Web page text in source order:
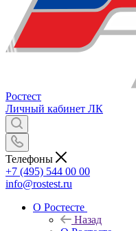
Ростест
Личный кабинет ЛК
Телефоны
+7 (495) 544 00 00
info@rostest.ru
О Ростесте
Назад